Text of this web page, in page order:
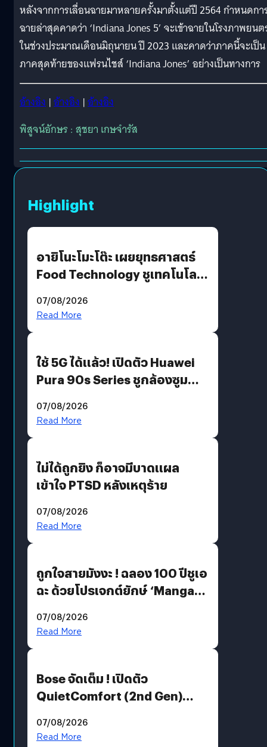
หลังจากการเลื่อนฉายมาหลายครั้งมาตั้งแต่ปี 2564 กำหนดกา
ฉายล่าสุดคาดว่า ‘Indiana Jones 5’ จะเข้าฉายในโรงภาพยน
ในช่วงประมาณเดือนมิถุนายน ปี 2023 และคาดว่าภาคนี้จะเป็น
ภาคสุดท้ายของแฟรนไชส์ ‘Indiana Jones’ อย่างเป็นทางการ
อ้างอิง |อ้างอิง |อ้างอิง
พิสูจน์อักษร : สุชยา เกษจำรัส
Highlight
อายิโนะโมะโต๊ะ เผยยุทธศาสตร์
Food Technology ชูเทคโนโลยี
บริโภคและ B2B
07/08/2026
Read More
ใช้ 5G ได้แล้ว! เปิดตัว Huawei
Pura 90s Series ชูกล้องซูม
07/08/2026
Read More
ไม่ได้ถูกยิง ก็อาจมีบาดแผล
เข้าใจ PTSD หลังเหตุร้าย
07/08/2026
Read More
ถูกใจสายมังงะ ! ฉลอง 100 ปีชูเอ
ฉะ ด้วยโปรเจกต์ยักษ์ ‘Manga
มีภาษาไทยด้วย
07/08/2026
Read More
Bose จัดเต็ม ! เปิดตัว
QuietComfort (2nd Gen)
07/08/2026
Read More